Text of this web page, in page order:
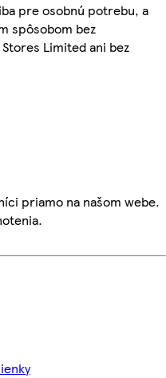
pre osobnú potrebu, a
spôsobom bez
Limited ani bez
priamo na našom webe.